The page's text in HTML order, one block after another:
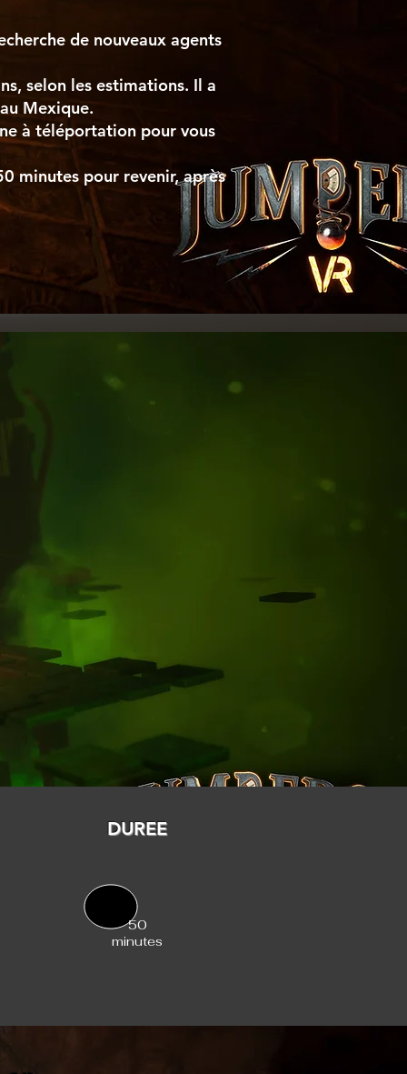
de nouveaux agents
selon les estimations. Il a
Mexique.
à téléportation pour vous
minutes pour revenir, après
DUREE
50
minutes